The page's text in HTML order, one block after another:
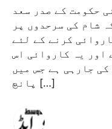
حکومت کے صدر سعد
شام کی سرحدوں پر
کرنے کے لئے
اور یہ کاروائی اس
جارہی ہے جس میں
پانچ […]